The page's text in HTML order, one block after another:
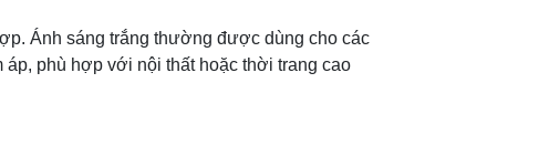
Ánh sáng trắng thường được dùng cho các
áp, phù hợp với nội thất hoặc thời trang cao